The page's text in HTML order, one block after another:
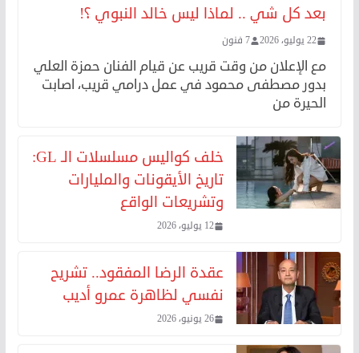
بعد كل شي .. لماذا ليس خالد النبوي ؟!
22 يوليو، 2026 7 فنون
مع الإعلان من وقت قريب عن قيام الفنان حمزة العلي
بدور مصطفى محمود في عمل درامي قريب، اصابت
الحيرة من
خلف كواليس مسلسلات الـ GL:
تاريخ الأيقونات والمليارات
وتشريعات الواقع
12 يوليو، 2026
عقدة الرضا المفقود.. تشريح
نفسي لظاهرة عمرو أديب
26 يونيو، 2026